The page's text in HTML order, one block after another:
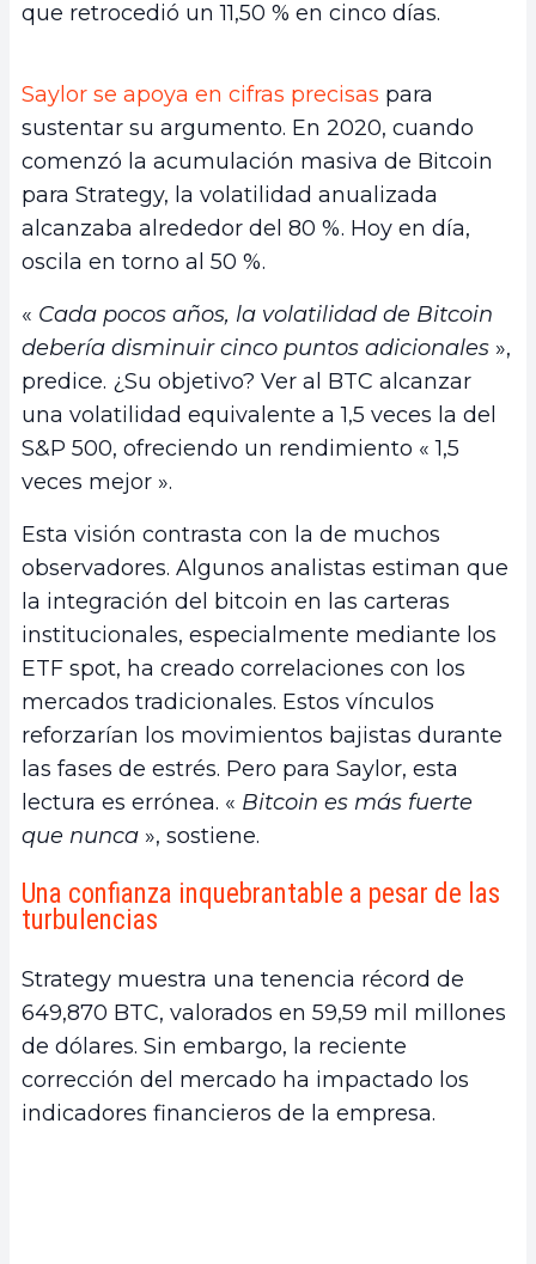
que retrocedió un 11,50 % en cinco días.
Saylor se apoya en cifras precisas para
sustentar su argumento. En 2020, cuando
comenzó la acumulación masiva de Bitcoin
para Strategy, la volatilidad anualizada
alcanzaba alrededor del 80 %. Hoy en día,
oscila en torno al 50 %.
« Cada pocos años, la volatilidad de Bitcoin
debería disminuir cinco puntos adicionales »,
predice. ¿Su objetivo? Ver al BTC alcanzar
una volatilidad equivalente a 1,5 veces la del
S&P 500, ofreciendo un rendimiento « 1,5
veces mejor ».
Esta visión contrasta con la de muchos
observadores. Algunos analistas estiman que
la integración del bitcoin en las carteras
institucionales, especialmente mediante los
ETF spot, ha creado correlaciones con los
mercados tradicionales. Estos vínculos
reforzarían los movimientos bajistas durante
las fases de estrés. Pero para Saylor, esta
lectura es errónea. « Bitcoin es más fuerte
que nunca », sostiene.
Una confianza inquebrantable a pesar de las
turbulencias
Strategy muestra una tenencia récord de
649,870 BTC, valorados en 59,59 mil millones
de dólares. Sin embargo, la reciente
corrección del mercado ha impactado los
indicadores financieros de la empresa.